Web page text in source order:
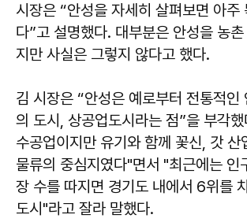
시장은 “안성을 자세히 살펴보면 아주
다”고 설명했다. 대부분은 안성을 농
지만 사실은 그렇지 않다고 했다.
김 시장은 “안성은 예로부터 전통적인
의 도시, 상공업도시라는 점”을 부각
수공업이지만 유기와 함께 꽃신, 갓 산
물류의 중심지였다"면서 "최근에는 인
장 수를 따지면 경기도 내에서 6위를
도시"라고 잘라 말했다.